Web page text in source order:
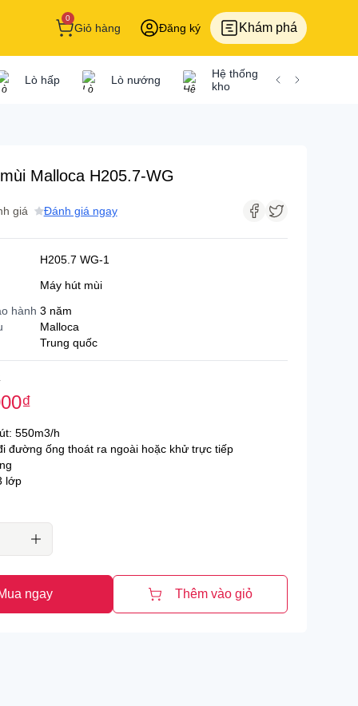
Giỏ hàng
0
Đăng ký Khám phá
Bếp từ
Bếp từ Bosch
Bếp từ Cata
Bếp từ Dmestik
Bếp từ Hafele
Bếp từ Malloca
Bếp từ Panasonic
Bếp từ Sevilla
Lò hấp Lò nướng
Hệ thống tủ
kho
Malloca H205.7-WG
giá Đánh giá ngay
H205.7 WG-1
Máy hút mùi
hành 3 năm
Malloca
Trung quốc
₫
550m3/h
đường ống thoát ra ngoài hoặc khử trực tiếp
lớp
ngay Thêm vào giỏ